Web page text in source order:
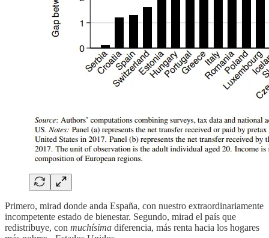
Primero, mirad donde anda España, con nuestro extraordinariamente
incompetente estado de bienestar. Segundo, mirad el país que
redistribuye, con muchísima diferencia, más renta hacia los hogares